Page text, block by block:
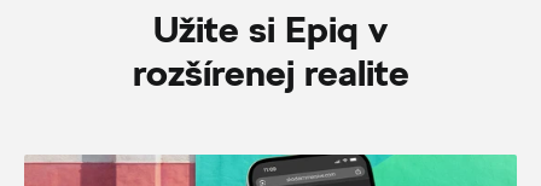
Užite si Epiq v
rozšírenej realite